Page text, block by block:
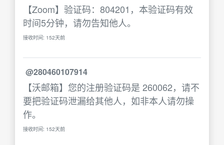
【Zoom】验证码：804201，本验证码有效
时间5分钟，请勿告知他人。
接收时间: 152天前
@280460107914
【沃邮箱】您的注册验证码是 260062，请不
要把验证码泄漏给其他人，如非本人请勿操
作。
接收时间: 152天前